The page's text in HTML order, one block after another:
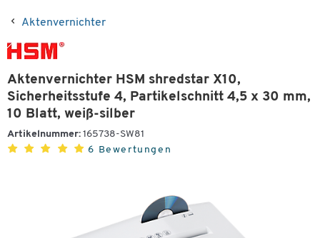
Aktenvernichter
Aktenvernichter HSM shredstar X10,
Sicherheitsstufe 4, Partikelschnitt 4,5 x 30 mm,
10 Blatt, weiß-silber
Artikelnummer: 165738-SW81
6 Bewertungen